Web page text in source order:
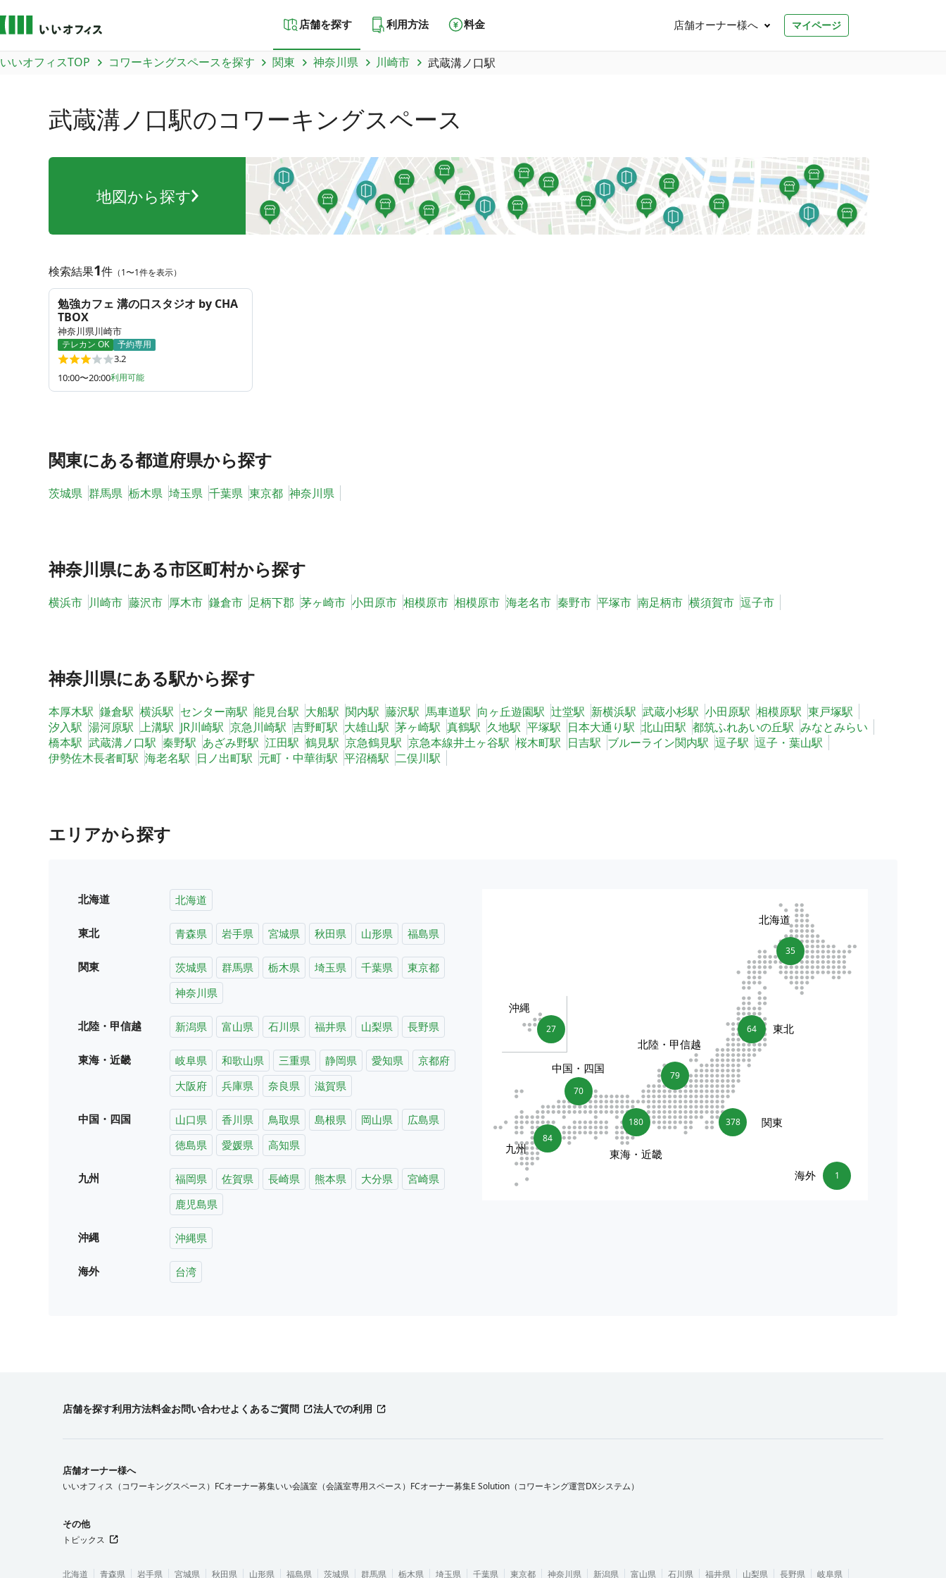
店舗を探す 利用方法 料金 店舗オーナー様へ マイページ
いいオフィスTOP コワーキングスペースを探す 関東 神奈川県 川崎市 武蔵溝ノ口駅
武蔵溝ノ口駅のコワーキングスペース
地図から探す
検索結果1件 （1〜1件を表示）
勉強カフェ 溝の口スタジオ by CHA
TBOX
神奈川県川崎市
テレカン OK 予約専用
3.2
10:00〜20:00利用可能
関東にある都道府県から探す
茨城県 群馬県 栃木県 埼玉県 千葉県 東京都 神奈川県
神奈川県にある市区町村から探す
横浜市 川崎市 藤沢市 厚木市 鎌倉市 足柄下郡 茅ヶ崎市 小田原市 相模原市 相模原市 海老名市 秦野市 平塚市 南足柄市 横須賀市 逗子市
神奈川県にある駅から探す
本厚木駅 鎌倉駅 横浜駅 センター南駅 能見台駅 大船駅 関内駅 藤沢駅 馬車道駅 向ヶ丘遊園駅 辻堂駅 新横浜駅 武蔵小杉駅 小田原駅 相模原駅 東戸塚駅
汐入駅 湯河原駅 上溝駅 JR川崎駅 京急川崎駅 吉野町駅 大雄山駅 茅ヶ崎駅 真鶴駅 久地駅 平塚駅 日本大通り駅 北山田駅 都筑ふれあいの丘駅 みなとみらい
橋本駅 武蔵溝ノ口駅 秦野駅 あざみ野駅 江田駅 鶴見駅 京急鶴見駅 京急本線井土ヶ谷駅 桜木町駅 日吉駅 ブルーライン関内駅 逗子駅 逗子・葉山駅
伊勢佐木長者町駅 海老名駅 日ノ出町駅 元町・中華街駅 平沼橋駅 二俣川駅
エリアから探す
北海道 北海道
東北 青森県 岩手県 宮城県 秋田県 山形県 福島県
関東 茨城県 群馬県 栃木県 埼玉県 千葉県
東京都
神奈川県
北陸・甲信越 新潟県 富山県 石川県 福井県 山梨県 長野県
東海・近畿 岐阜県 和歌山県 三重県 静岡県 愛知県
京都府
大阪府
兵庫県 奈良県 滋賀県
中国・四国 山口県 香川県 鳥取県 島根県 岡山県
広島県
徳島県
愛媛県 高知県
九州 福岡県 佐賀県 長崎県 熊本県 大分県
宮崎県
鹿児島県
沖縄 沖縄県
海外 台湾
35
北海道
64 東北
378 関東
79
北陸・甲信越
180
東海・近畿
70
中国・四国
84
九州
27
沖縄
1
海外
店舗を探す利用方法料金お問い合わせよくあるご質問 法人での利用
店舗オーナー様へ
いいオフィス（コワーキングスペース）FCオーナー募集いい会議室（会議室専用スペース）FCオーナー募集E Solution（コワーキング運営DXシステム）
その他
トピックス
北海道 青森県 岩手県 宮城県 秋田県 山形県 福島県 茨城県 群馬県 栃木県 埼玉県 千葉県 東京都 神奈川県 新潟県 富山県 石川県 福井県 山梨県 長野県 岐阜県